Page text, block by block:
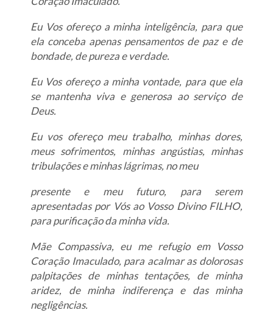
Eu Vos ofereço a minha inteligência, para que
ela conceba apenas pensamentos de paz e de
bondade, de pureza e verdade.
Eu Vos ofereço a minha vontade, para que ela
se mantenha viva e generosa ao serviço de
Deus.
Eu vos ofereço meu trabalho, minhas dores,
meus sofrimentos, minhas angústias, minhas
tribulações e minhas lágrimas, no meu
presente e meu futuro, para serem
apresentadas por Vós ao Vosso Divino FILHO,
para purificação da minha vida.
Mãe Compassiva, eu me refugio em Vosso
Coração Imaculado, para acalmar as dolorosas
palpitações de minhas tentações, de minha
aridez, de minha indiferença e das minha
negligências.